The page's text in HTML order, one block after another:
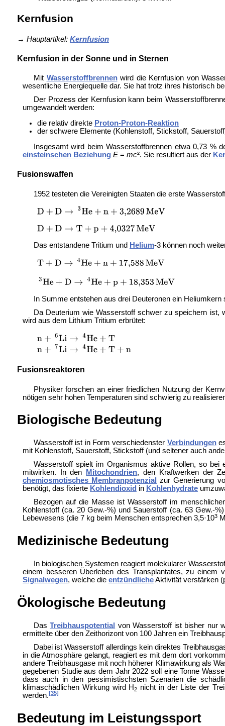
Kernfusion
→ Hauptartikel: Kernfusion
Kernfusion in der Sonne und in Sternen
Mit Wasserstoffbrennenwird die Kernfusion von
wesentliche Energiequelle dar. Sie hat trotz ihres historisch
Der Prozess der Kernfusion kann beim
umgewandelt werden:
die relativ direkte Proton-Proton-Reaktion
der schwere Elemente (Kohlenstoff, Stickstoff,
Insgesamt wird beim Wasserstoffbrennen etwa 0,73
einsteinschen Beziehung E= mc². Sie resultiert aus der
Fusionswaffen
1952 testeten die Vereinigten Staaten die erste
Das entstandene Tritium und Helium-3 können noch
In Summe entstehen aus drei Deuteronen ein
Da Deuterium wie Wasserstoff schwer zu speichern
wird aus dem Lithium Tritium erbrütet:
Fusionsreaktoren
Physiker forschen an einer friedlichen Nutzung der
nötigen sehr hohen Temperaturen sind schwierig zu
Biologische Bedeutung
Wasserstoff ist in Form verschiedenster Verbindungen
mit Kohlenstoff, Sauerstoff, Stickstoff (und seltener auch
Wasserstoff spielt im Organismus aktive Rollen, so bei
mitwirken. In den
Mitochondrien, den Kraftwerken der
chemiosmotisches Membranpotenzial zur Generierung
benötigt, das fixierte Kohlendioxid in Kohlenhydrate
Bezogen auf die Masse ist Wasserstoff im
Kohlenstoff (ca. 20 Gew.-%) und Sauerstoff (ca. 63 Gew.-
Lebewesens (die 7 kg beim Menschen entsprechen 3,5·103
Medizinische Bedeutung
In biologischen Systemen reagiert molekularer
einem besseren Überleben des Transplantates, zu einem
Signalwegen, welche die entzündlicheAktivität verstärken
Ökologische Bedeutung
DasTreibhauspotential von Wasserstoff ist bisher nur
ermittelte über den Zeithorizont von 100 Jahren ein
Dabei ist Wasserstoff allerdings kein direktes
in die Atmosphäre gelangt, reagiert es mit dem dort
andere Treibhausgase mit noch höherer Klimawirkung als
gegebenen Studie aus dem Jahr 2022 soll eine Tonne
dass auch in den pessimistischsten Szenarien die
klimaschädlichen Wirkung wird H2 nicht in der Liste der
werden. [35]
Bedeutung im Leistungssport